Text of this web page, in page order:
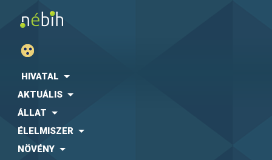
HIVATAL
AKTUÁLIS
ÁLLAT
ÉLELMISZER
NÖVÉNY